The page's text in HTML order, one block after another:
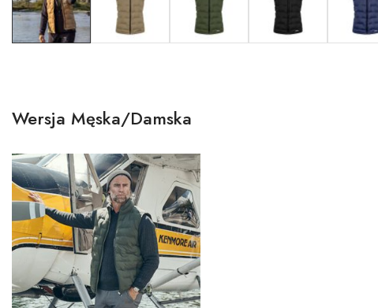
Wersja Męska/Damska